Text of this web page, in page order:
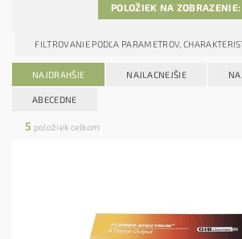
POLOŽIEK NA ZOBRAZENIE:
FILTROVANIE PODĽA PARAMETROV,
NAJDRAHŠIE NAJLACNEJŠIE
ABECEDNE
5 položiek celkom